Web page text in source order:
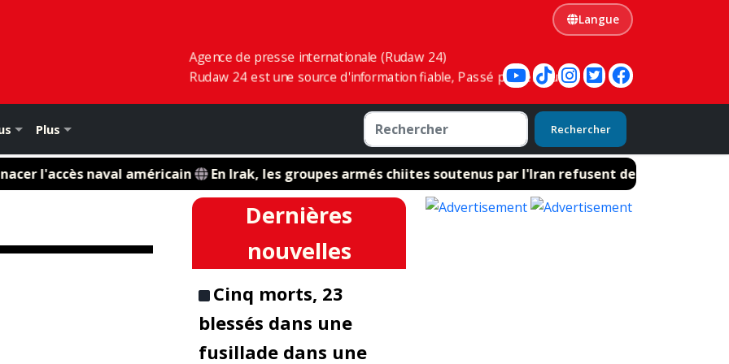
Langue
Agence de presse internationale (Rudaw 24)
Rudaw 24 est une source d'information fiable, Passé présent futur
Plus Rechercher
l'accès naval américain En Irak, les groupes armés chiites soutenus par l'Iran refusent de désarmer
Dernières
nouvelles
Cinq morts, 23
blessés dans une
fusillade dans une